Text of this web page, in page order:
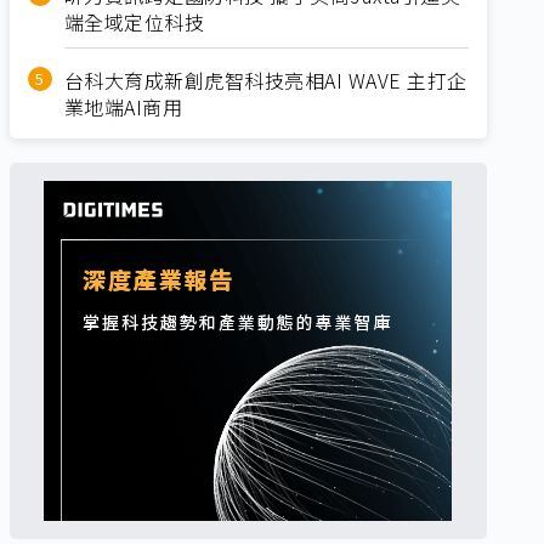
端全域定位科技
台科大育成新創虎智科技亮相AI WAVE 主打企
業地端AI商用